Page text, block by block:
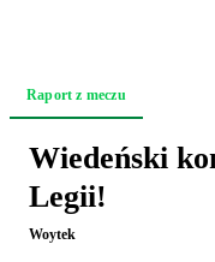
Raport z meczu
Wiedeński
Legii!
Woytek